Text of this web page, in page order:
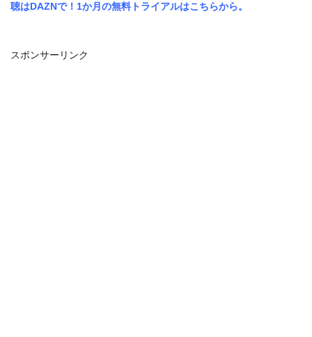
聴はDAZNで！1か月の無料トライアルはこちらから。
スポンサーリンク